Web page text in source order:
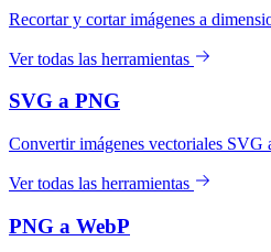
Recortar y cortar imágenes a
Ver todas las herramientas
SVG a PNG
Convertir imágenes vectoriales SVG
Ver todas las herramientas
PNG a WebP